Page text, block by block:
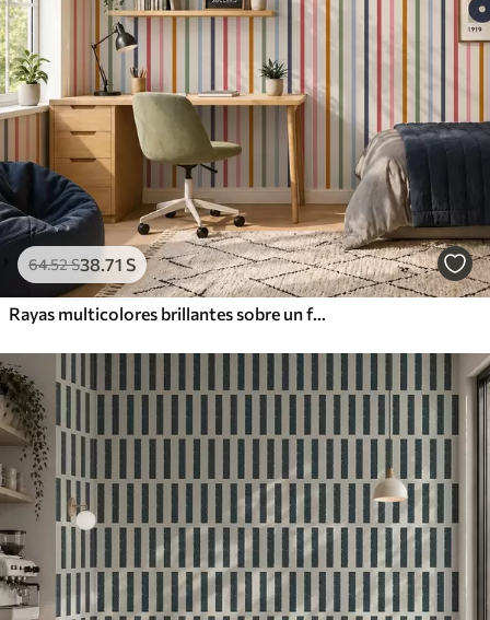
64.52S38.71 S
Rayas multicolores brillantes sobre un fondo claro